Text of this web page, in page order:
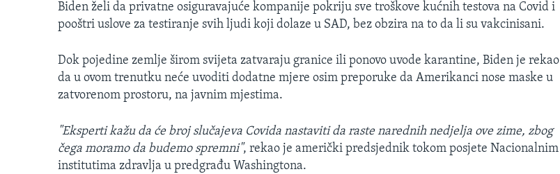
Biden želi da privatne osiguravajuće kompanije pokriju sve troškove kućnih testova na Covid i
pooštri uslove za testiranje svih ljudi koji dolaze u SAD, bez obzira na to da li su vakcinisani.
Dok pojedine zemlje širom svijeta zatvaraju granice ili ponovo uvode karantine, Biden je rekao
da u ovom trenutku neće uvoditi dodatne mjere osim preporuke da Amerikanci nose maske u
zatvorenom prostoru, na javnim mjestima.
"Eksperti kažu da će broj slučajeva Covida nastaviti da raste narednih nedjelja ove zime, zbog
čega moramo da budemo spremni", rekao je američki predsjednik tokom posjete Nacionalnim
institutima zdravlja u predgrađu Washingtona.